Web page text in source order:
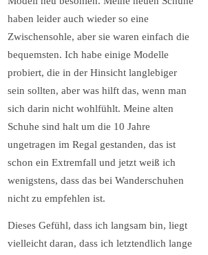
haben leider auch wieder so eine
Zwischensohle, aber sie waren einfach die
bequemsten. Ich habe einige Modelle
probiert, die in der Hinsicht langlebiger
sein sollten, aber was hilft das, wenn man
sich darin nicht wohlfühlt. Meine alten
Schuhe sind halt um die 10 Jahre
ungetragen im Regal gestanden, das ist
schon ein Extremfall und jetzt weiß ich
wenigstens, dass das bei Wanderschuhen
nicht zu empfehlen ist.
Dieses Gefühl, dass ich langsam bin, liegt
vielleicht daran, dass ich letztendlich lange